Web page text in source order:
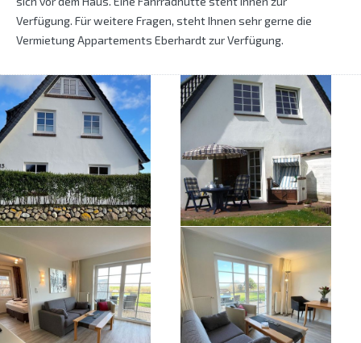
Verfügung. Für weitere Fragen, steht Ihnen sehr gerne die
Vermietung Appartements Eberhardt zur Verfügung.